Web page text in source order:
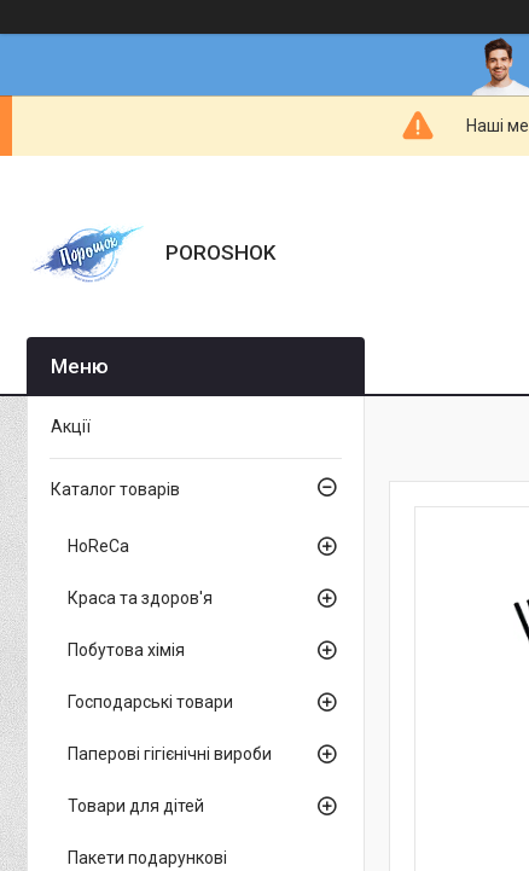
Наші
POROSHOK
Акції
Каталог товарів
HoReCa
Краса та здоров'я
Побутова хімія
Господарські товари
Паперові гігієнічні вироби
Товари для дітей
Пакети подарункові